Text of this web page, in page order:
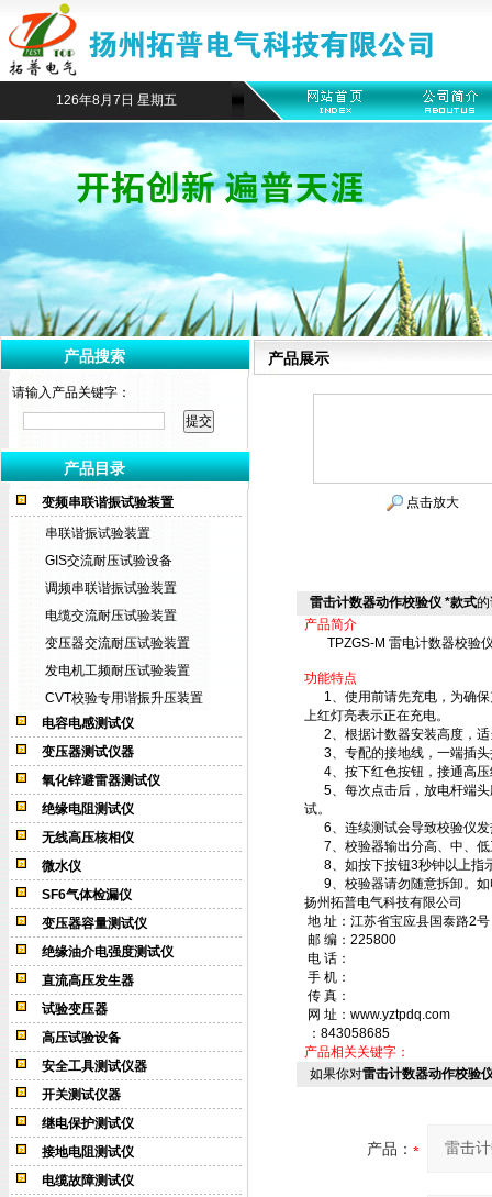
126年8月7日 星期五
产品搜索
请输入产品关键字：
产品目录
变频串联谐振试验装置
串联谐振试验装置
GIS交流耐压试验设备
调频串联谐振试验装置
电缆交流耐压试验装置
变压器交流耐压试验装置
发电机工频耐压试验装置
CVT校验专用谐振升压装置
电容电感测试仪
变压器测试仪器
氧化锌避雷器测试仪
绝缘电阻测试仪
无线高压核相仪
微水仪
SF6气体检漏仪
变压器容量测试仪
绝缘油介电强度测试仪
直流高压发生器
试验变压器
高压试验设备
安全工具测试仪器
开关测试仪器
继电保护测试仪
接地电阻测试仪
电缆故障测试仪
产品展示
点击放大
雷击计数器动作校验仪 *款式的
产品简介
TPZGS-M 雷电计数器校验仪
功能特点
1、使用前请先充电，为确保
上红灯亮表示正在充电。
2、根据计数器安装高度，适
3、专配的接地线，一端插头
4、按下红色按钮，接通高压
5、每次点击后，放电杆端头
试。
6、连续测试会导致校验仪发
7、校验器输出分高、中、低
8、如按下按钮3秒钟以上指
9、校验器请勿随意拆卸。如
扬州拓普电气科技有限公司
地 址：江苏省宝应县国泰路2号
邮 编： 225800
电 话：
手 机：
传 真：
网 址：www.yztpdq.com
：843058685
产品相关关键字：
如果你对雷击计数器动作校验
产品：